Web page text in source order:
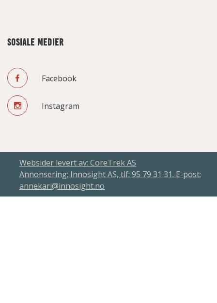
SOSIALE MEDIER
Facebook
Instagram
Websider levert av: CoreTrek AS
Annonsering: Innosight AS, tlf: 95 79 31 31. E-post:
annekari@innosight.no